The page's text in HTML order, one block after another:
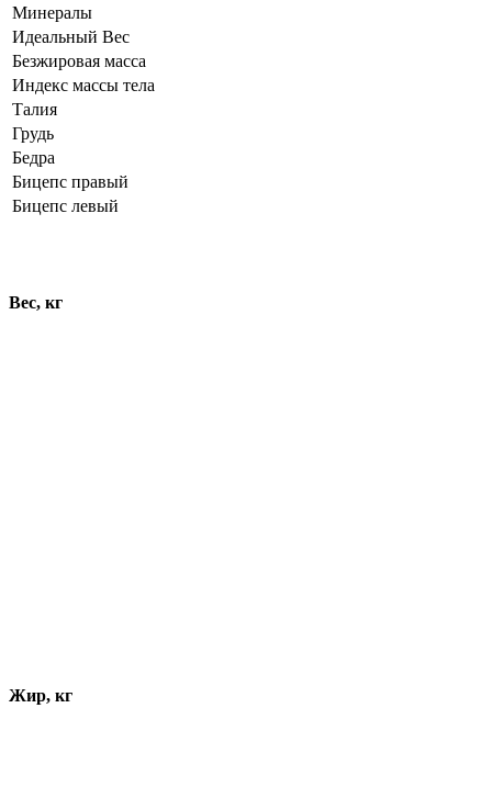
Минералы
Идеальный Вес
Безжировая масса
Индекс массы тела
Талия
Грудь
Бедра
Бицепс правый
Бицепс левый
Вес, кг
Жир, кг